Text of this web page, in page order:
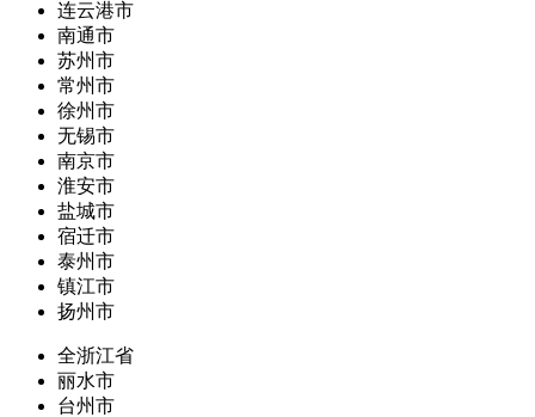
连云港市
南通市
苏州市
常州市
徐州市
无锡市
南京市
淮安市
盐城市
宿迁市
泰州市
镇江市
扬州市
全浙江省
丽水市
台州市